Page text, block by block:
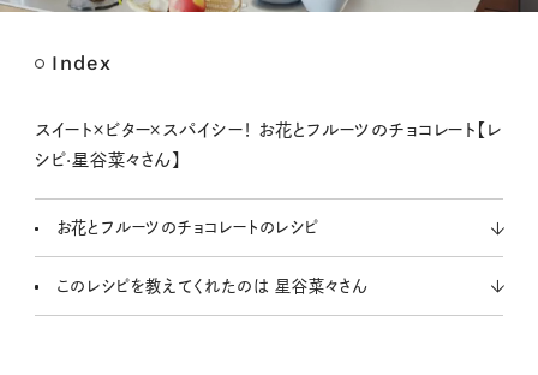
t
Index
スイート×ビター×スパイシー！ お花とフルーツのチョコレート【レ
シピ·星谷菜々さん】
お花とフルーツのチョコレートのレシピ
このレシピを教えてくれたのは 星谷菜々さん